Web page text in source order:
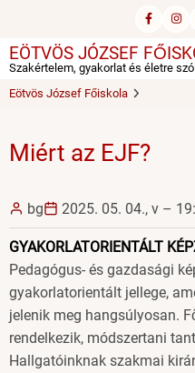
tartalomra
EÖTVÖS JÓZSEF
Szakértelem, gyakorlat és életre
Eötvös József Főiskola
Miért az EJF?
bg 2025. 05. 04., v –
GYAKORLATORIENTÁLT
Pedagógus- és gazdasági
gyakorlatorientált jellege,
jelenik meg hangsúlyosan.
rendelkezik, módszertani
Hallgatóinknak szakmai